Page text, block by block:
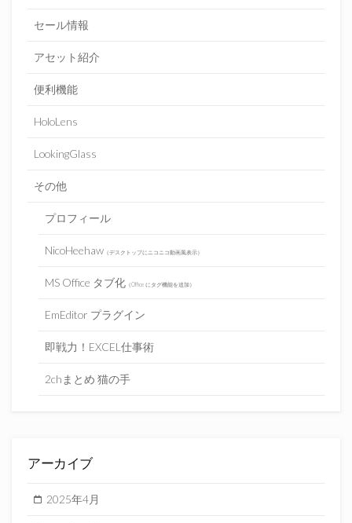
セール情報
アセット紹介
便利機能
HoloLens
LookingGlass
その他
プロフィール
NicoHeehaw（デスクトップにニコニコ動画風表示）
MS Office タブ化 （Office にタグ機能を追加）
EmEditor プラグイン
即戦力！EXCEL仕事術
2chまとめ 猫の手
アーカイブ
2025年4月